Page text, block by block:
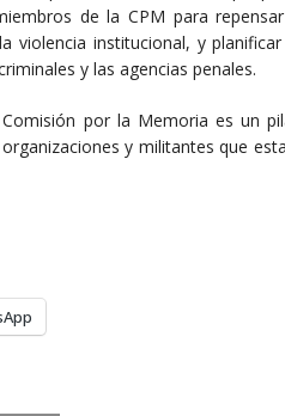
de la CPM para
violencia institucional, y
y las agencias penales.
por la Memoria es un
y militantes que